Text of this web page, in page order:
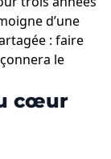
d’une
: faire
le
cœur